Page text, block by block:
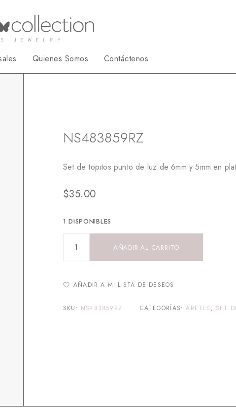
Quienes Somos Contáctenos
NS483859RZ
Set de topitos punto de luz de 6mm y 5mm en
$35.00
1 DISPONIBLES
AÑADIR AL CARRITO
AÑADIR A MI LISTA DE DESEOS
SKU: NS483859RZ CATEGORÍAS:ARETES , SET